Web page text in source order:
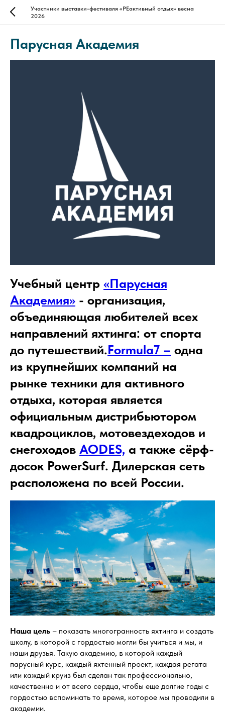
Участники выставки-фестиваля «РЕактивный отдых» весна
2026
Парусная Академия
Учебный центр «Парусная
Академия» - организация,
объединяющая любителей всех
направлений яхтинга: от спорта
до путешествий.Formula7 – одна
из крупнейших компаний на
рынке техники для активного
отдыха, которая является
официальным дистрибьютором
квадроциклов, мотовездеходов и
снегоходов AODES, а также сёрф-
досок PowerSurf. Дилерская сеть
расположена по всей России.
Наша цель – показать многогранность яхтинга и создать
школу, в которой с гордостью могли бы учиться и мы, и
наши друзья. Такую академию, в которой каждый
парусный курс, каждый яхтенный проект, каждая регата
или каждый круиз был сделан так профессионально,
качественно и от всего сердца, чтобы еще долгие годы с
гордостью вспоминать то время, которое мы проводили в
академии.